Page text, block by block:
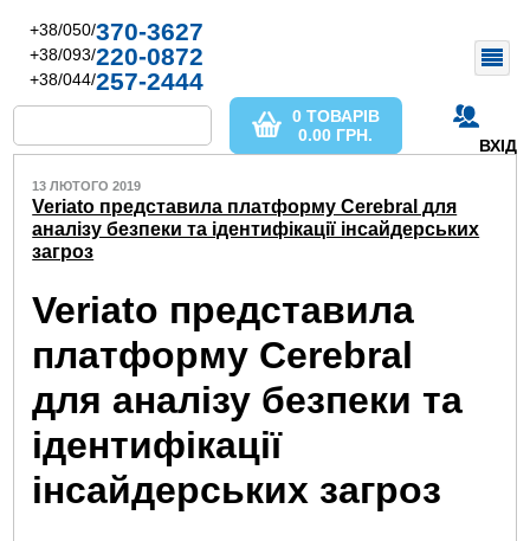
+38/050/370-3627
+38/093/220-0872
+38/044/257-2444
ВХІД
0 ТОВАРІВ
0.00 ГРН.
13 ЛЮТОГО 2019
Veriato представила платформу Cerebral для
аналізу безпеки та ідентифікації інсайдерських
загроз
Veriato представила
платформу Cerebral
для аналізу безпеки та
ідентифікації
інсайдерських загроз